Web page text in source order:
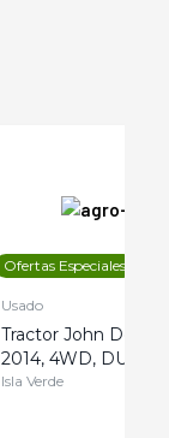
Ofertas Especiales
Usado
Tractor John Deere
2014, 4WD, DUAL
Isla Verde